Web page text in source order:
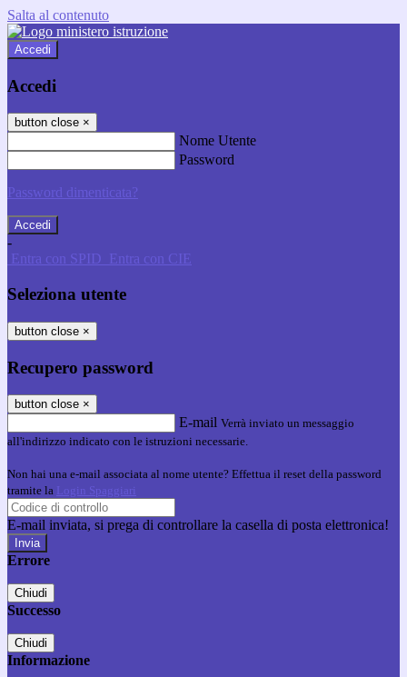
Salta al contenuto
Accedi
Accedi
button close ×
Nome Utente
Password
Password dimenticata?
-
Entra con SPID Entra con CIE
Seleziona utente
button close ×
Recupero password
button close ×
E-mail Verrà inviato un messaggio
all'indirizzo indicato con le istruzioni necessarie.
Non hai una e-mail associata al nome utente? Effettua il reset della password
tramite la Login Spaggiari
E-mail inviata, si prega di controllare la casella di posta elettronica!
Errore
Chiudi
Successo
Chiudi
Informazione